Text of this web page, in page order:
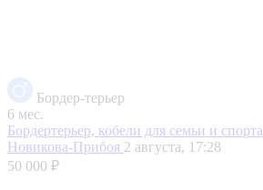
Бордер-терьер
6 мес.
Бордертерьер, кобели для семьи и спорта
Новикова-Прибоя 2 августа, 17:28
50 000 ₽